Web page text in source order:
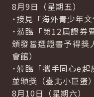
8月9日（星期五）
˙接見「海外青少年
˙蒞臨「第12屆證券
頒發當選證書予得獎
會館）
˙蒞臨「攜手同心e
並頒獎（臺北小巨蛋）
8月10日（星期六）